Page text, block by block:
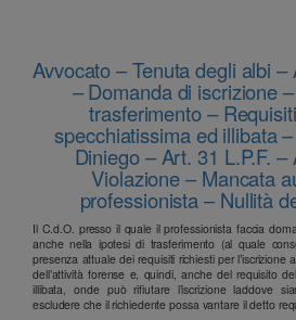
Avvocato – Tenuta degli albi
– Domanda di iscrizione
trasferimento –
specchiatissima ed illibata
Diniego – Art. 31 L.P.F.
Violazione – Mancata
professionista – Nullità
Il C.d.O. presso il quale il professionista faccia
anche nella ipotesi di trasferimento (al quale
presenza attuale dei requisiti richiesti per l’iscrizione
dell’attività forense e, quindi, anche del requisito
illibata, onde può rifiutare l’iscrizione laddove
escludere che il richiedente possa vantare il detto